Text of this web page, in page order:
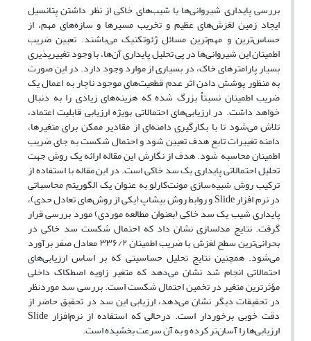
بررسی پایداری شیروانی‌ها یا شیب‌های خاکی از نظر داشتن پتانسیل
ایجاد زمین لغزش‌های عظیم و تخریب مسیرها و سازه‌های مهم، از
حساس‌ترین و مهم‌ترین مسائل ژئوتکنیک می‌باشند. تعیین ضریب
اطمینان این شیروانی‌ها در پی تحلیل پایداری آن‌‌ها، با وجود تغییرپذیری
بسیار پارامترهای خاک، در بسیاری از موارد وجود دارد. در این صورت
به منظور پوشش دادن اثر عدم قطعیت‌های موجود ناچار به اعمال یک
ضریب اطمینان نسبتاْ بزرگ شده که هزینه‌های زیادی را به دنبال
خواهد داشت. در ارزیابی‌‌های احتمالاتی بویژه ارزیابی قابلیت اعتماد،
تلاش می‌شود تا با بکارگیری دامنه‌ای از مقادیر ممکن برای متغیرها،
دامنه تغییرات تابع هدف تعیین شود و احتمال شکست به جای ضریب
اطمینان محاسبه شود. هدف از نگارش این مقاله ارائه یک روش جهت
تحلیل احتمالاتی پایداری یک سد خاکی است. در این مقاله با استفاده از
ترکیب روش شبیه‌سازی مونت‌کارلو به عنوان یک الگوریتم محاسباتی
در نرم افزار Slide و روابط روش بیشاپ (یکی از روش‌های تعادل حدی)،
پایداری شیب یک سد خاکی (بعنوان مطالعه موردی) مورد بررسی قرار
گرفت. نتایج مدلسازی نشان داد که احتمال شکست سد خاکی در
بحرانی‌ترین سطح لغزش با ضریب اطمینان ۳۳۶/۲ معادل صفر برآورد
می‌شود. همچنین نتایج تحلیل حساسیتی که بر اساس ارزیابی‌های
احتمالاتی انجام شد نشان می‌دهد که متغیر زاویه اصطکاک داخلی
مؤثرترین متغیر در تخمین احتمال شکست است. بررسی سد موردنظر
در تحقیقات دیگر نشان می‌دهد، ارزیابی این سد در تحقیق حاضر از
دقت خوبی برخوردار است. درحالی که استفاده از نرم‌افزار Slide
ارزیابی‌ها را آسان‌تر کرده و به آن سرعت بخشیده است.